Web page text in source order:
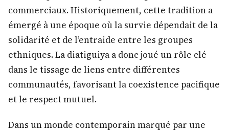
commerciaux. Historiquement, cette tradition a
émergé à une époque où la survie dépendait de la
solidarité et de l’entraide entre les groupes
ethniques. La diatiguiya a donc joué un rôle clé
dans le tissage de liens entre différentes
communautés, favorisant la coexistence pacifique
et le respect mutuel.
Dans un monde contemporain marqué par une